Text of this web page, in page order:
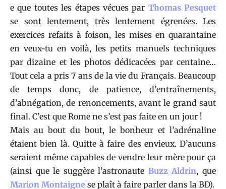
e que toutes les étapes vécues par Thomas Pesquet
se sont lentement, très lentement égrenées. Les
exercices refaits à foison, les mises en quarantaine
en veux-tu en voilà, les petits manuels techniques
par dizaine et les photos dédicacées par centaine…
Tout cela a pris 7 ans de la vie du Français. Beaucoup
de temps donc, de patience, d’entraînements,
d’abnégation, de renoncements, avant le grand saut
final. C’est que Rome ne s’est pas faite en un jour !
Mais au bout du bout, le bonheur et l’adrénaline
étaient bien là. Quitte à faire des envieux. D’aucuns
seraient même capables de vendre leur mère pour ça
(ainsi que le suggère l’astronaute Buzz Aldrin, que
Marion Montaigne se plaît à faire parler dans la BD).